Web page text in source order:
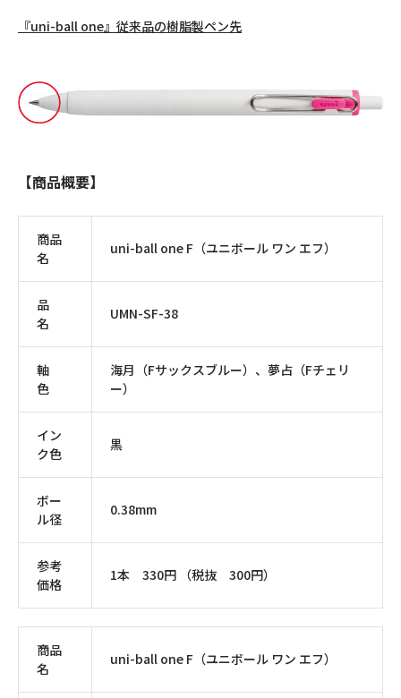
『uni-ball one』従来品の樹脂製ペン先
【商品概要】
商品
名
uni-ball one F（ユニボール ワン エフ）
品
名
UMN-SF-38
軸
色
海月（Fサックスブルー）、夢占（Fチェリ
ー）
イン
ク色
黒
ボー
ル径
0.38mm
参考
価格
1本 330円 （税抜 300円）
商品
名
uni-ball one F（ユニボール ワン エフ）